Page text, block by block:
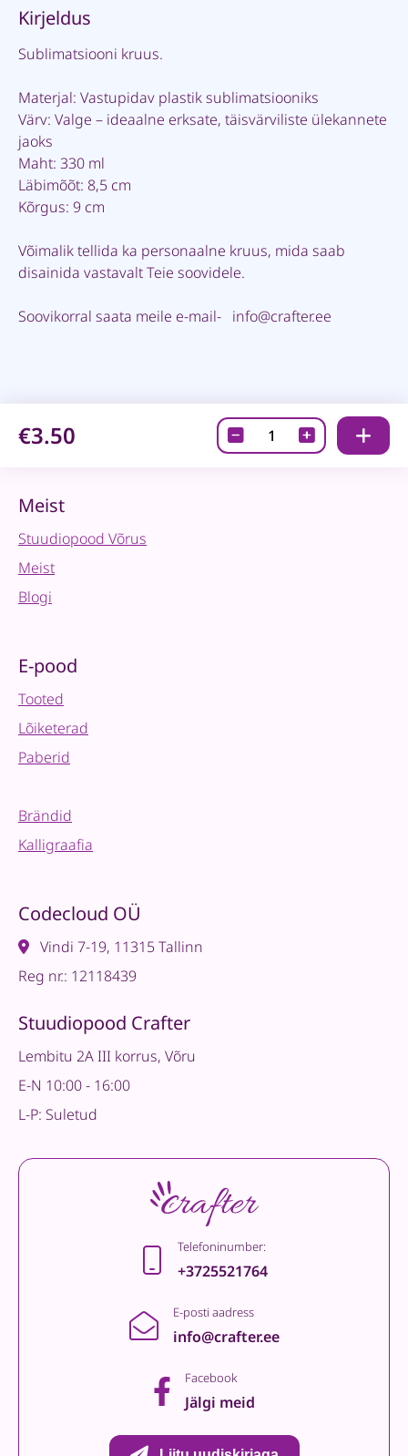
Kirjeldus
Sublimatsiooni kruus.
Materjal: Vastupidav plastik sublimatsiooniks
Värv: Valge – ideaalne erksate, täisvärviliste ülekannete
jaoks
Maht: 330 ml
Läbimõõt: 8,5 cm
Kõrgus: 9 cm
Võimalik tellida ka personaalne kruus, mida saab
disainida vastavalt Teie soovidele.
Soovikorral saata meile e-mail- info@crafter.ee
€3.50
Plastikust
kruus-
Meist
Stuudiopood Võrus
Meist
Blogi
E-pood
Tooted
Lõiketerad
Paberid
Brändid
Kalligraafia
Codecloud OÜ
Vindi 7-19, 11315 Tallinn
Reg nr.: 12118439
Stuudiopood Crafter
Lembitu 2A III korrus, Võru
E-N 10:00 - 16:00
L-P: Suletud
Telefoninumber:
+3725521764
E-posti aadress
info@crafter.ee
Facebook
Jälgi meid